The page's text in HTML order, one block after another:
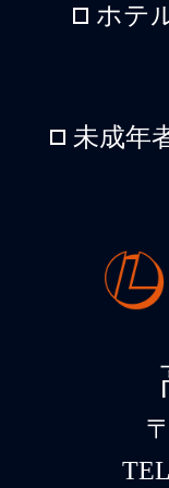
ホテ
未成年